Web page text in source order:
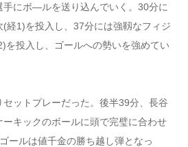
手にボ―ルを送り込んでいく。30分に
経1)を投入し、37分には強靱なフィジ
を投入し、ゴールへの勢いを強めてい
ットプレーだった。後半39分、長谷
ーキックのボールに頭で完璧に合わせ
ールは値千金の勝ち越し弾となっ